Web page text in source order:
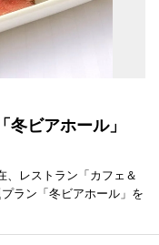
冬ビアホール」
、レストラン「カフェ＆
ラン「冬ビアホール」を